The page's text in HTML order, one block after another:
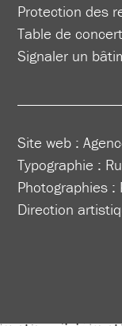
Protection des
Table de
Signaler un
Site web :
Typographie :
Photographies :
Direction